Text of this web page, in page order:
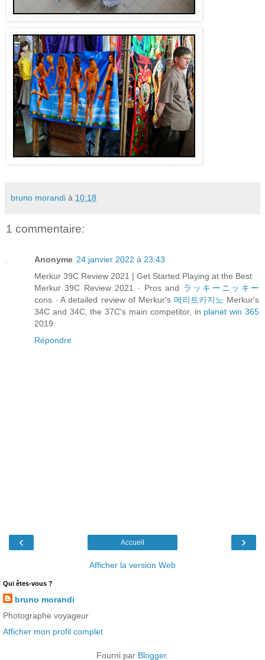
bruno morandi à 10:18
1 commentaire:
Anonyme 24 janvier 2022 à 23:43
Merkur 39C Review 2021 | Get Started Playing at the Best
Merkur 39C Review 2021 · Pros and ラッキーニッキー
cons · A detailed review of Merkur's 메리트카지노 Merkur's
34C and 34C, the 37C's main competitor, in planet win 365
2019.
Répondre
‹ ›
Accueil
Afficher la version Web
Qui êtes-vous ?
bruno morandi
Photographe voyageur
Afficher mon profil complet
Fourni par Blogger.